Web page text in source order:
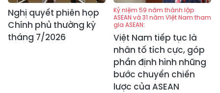
Nghị quyết phiên họp
Chính phủ thường kỳ
tháng 7/2026
Kỷ niệm 59 năm thành lập
ASEAN và 31 năm Việt Nam tham
gia ASEAN:
Việt Nam tiếp tục là
nhân tố tích cực, góp
phần định hình những
bước chuyển chiến
lược của ASEAN